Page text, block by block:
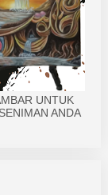
UNTUK
ANDA